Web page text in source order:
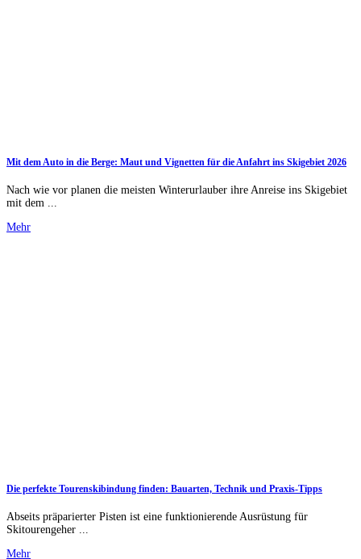
Mit dem Auto in die Berge: Maut und Vignetten für die Anfahrt ins Skigebiet 2026
Nach wie vor planen die meisten Winterurlauber ihre Anreise ins Skigebiet
mit dem ...
Mehr
Die perfekte Tourenskibindung finden: Bauarten, Technik und Praxis-Tipps
Abseits präparierter Pisten ist eine funktionierende Ausrüstung für
Skitourengeher ...
Mehr